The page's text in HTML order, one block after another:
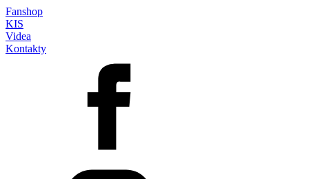
Fanshop
KIS
Videa
Kontakty